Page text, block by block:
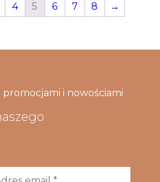
4 5 6 7 8 →
promocjami i nowościami